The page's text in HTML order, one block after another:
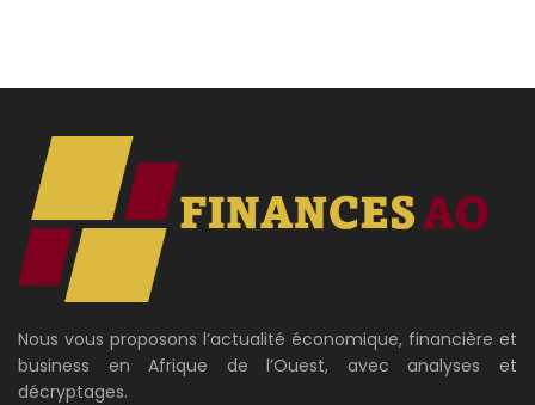
Nous vous proposons l’actualité économique, financière et
business en Afrique de l’Ouest, avec analyses et
décryptages.